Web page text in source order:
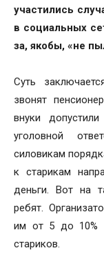
участились
в социальных
за, якобы, «не
Суть
звонят
внуки
уголовной
силовикам
к старикам
деньги. Вот на
ребят.
им от 5 до 10%
стариков.